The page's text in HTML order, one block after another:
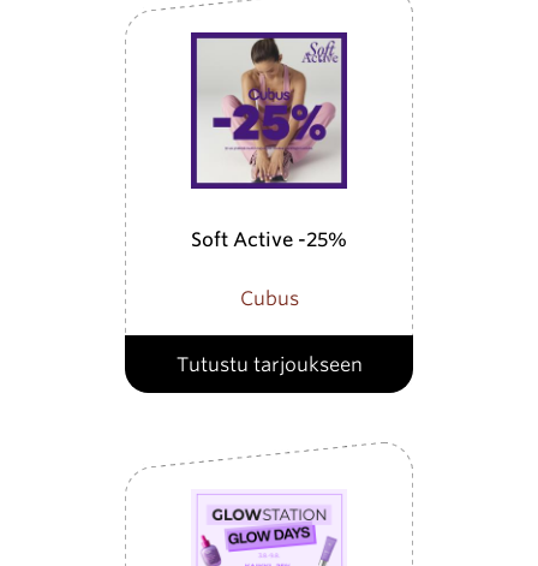
Soft Active -25%
Cubus
Tutustu tarjoukseen